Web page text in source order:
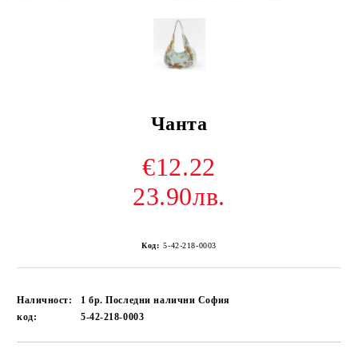
Чанта
€12.22
23.90лв.
Код: 5-42-218-0003
Наличност:
1 бр. Последни налични София
код:
5-42-218-0003